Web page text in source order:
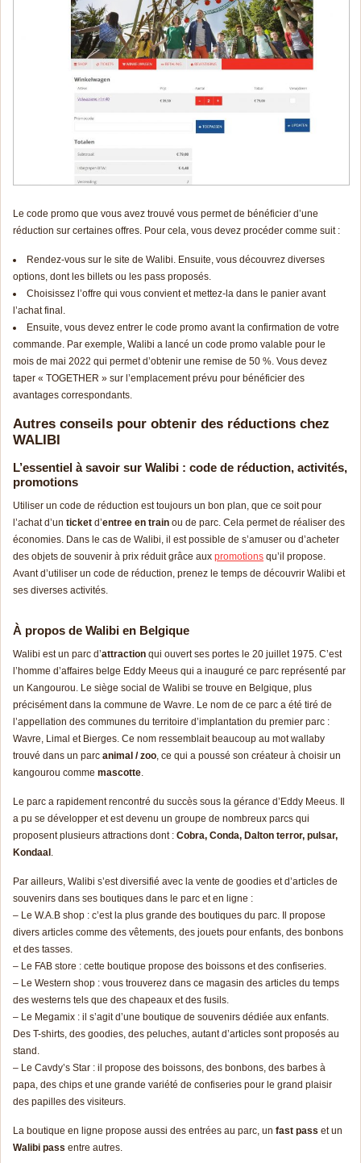
Le code promo que vous avez trouvé vous permet de bénéficier d’une
réduction sur certaines offres. Pour cela, vous devez procéder comme suit :
Rendez-vous sur le site de Walibi. Ensuite, vous découvrez diverses
options, dont les billets ou les pass proposés.
Choisissez l’offre qui vous convient et mettez-la dans le panier avant
l’achat final.
Ensuite, vous devez entrer le code promo avant la confirmation de votre
commande. Par exemple, Walibi a lancé un code promo valable pour le
mois de mai 2022 qui permet d’obtenir une remise de 50 %. Vous devez
taper « TOGETHER » sur l’emplacement prévu pour bénéficier des
avantages correspondants.
Autres conseils pour obtenir des réductions chez
WALIBI
L’essentiel à savoir sur Walibi : code de réduction, activités,
promotions
Utiliser un code de réduction est toujours un bon plan, que ce soit pour
l’achat d’un ticket d’entree en train ou de parc. Cela permet de réaliser des
économies. Dans le cas de Walibi, il est possible de s’amuser ou d’acheter
des objets de souvenir à prix réduit grâce aux promotions qu’il propose.
Avant d’utiliser un code de réduction, prenez le temps de découvrir Walibi et
ses diverses activités.
À propos de Walibi en Belgique
Walibi est un parc d’attraction qui ouvert ses portes le 20 juillet 1975. C’est
l’homme d’affaires belge Eddy Meeus qui a inauguré ce parc représenté par
un Kangourou. Le siège social de Walibi se trouve en Belgique, plus
précisément dans la commune de Wavre. Le nom de ce parc a été tiré de
l’appellation des communes du territoire d’implantation du premier parc :
Wavre, Limal et Bierges. Ce nom ressemblait beaucoup au mot wallaby
trouvé dans un parc animal / zoo, ce qui a poussé son créateur à choisir un
kangourou comme mascotte.
Le parc a rapidement rencontré du succès sous la gérance d’Eddy Meeus. Il
a pu se développer et est devenu un groupe de nombreux parcs qui
proposent plusieurs attractions dont : Cobra, Conda, Dalton terror, pulsar,
Kondaal.
Par ailleurs, Walibi s’est diversifié avec la vente de goodies et d’articles de
souvenirs dans ses boutiques dans le parc et en ligne :
– Le W.A.B shop : c’est la plus grande des boutiques du parc. Il propose
divers articles comme des vêtements, des jouets pour enfants, des bonbons
et des tasses.
– Le FAB store : cette boutique propose des boissons et des confiseries.
– Le Western shop : vous trouverez dans ce magasin des articles du temps
des westerns tels que des chapeaux et des fusils.
– Le Megamix : il s’agit d’une boutique de souvenirs dédiée aux enfants.
Des T-shirts, des goodies, des peluches, autant d’articles sont proposés au
stand.
– Le Cavdy’s Star : il propose des boissons, des bonbons, des barbes à
papa, des chips et une grande variété de confiseries pour le grand plaisir
des papilles des visiteurs.
La boutique en ligne propose aussi des entrées au parc, un fast pass et un
Walibi pass entre autres.